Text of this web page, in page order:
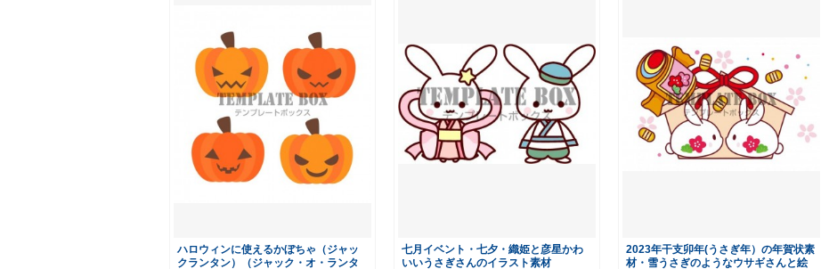
ハロウィンに使えるかぼちゃ（ジャッ
クランタン）（ジャック・オ・ランタ
七月イベント・七夕・織姫と彦星かわ
いいうさぎさんのイラスト素材
2023年干支卯年(うさぎ年）の年賀状素
材・雪うさぎのようなウサギさんと絵